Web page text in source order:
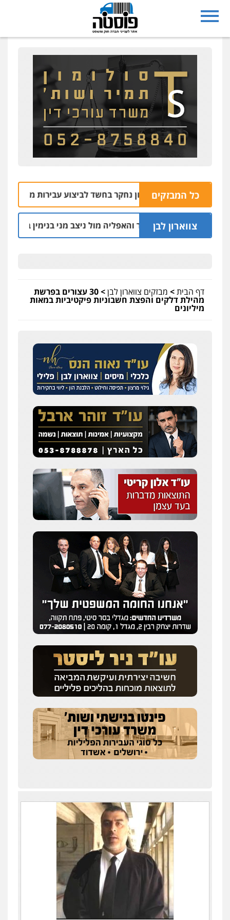
כל המבזקים
ראשון לציון נחקר בחשד לביצוע עבירות מין 05.08 | 10:05
צווארון לבן
הקצין הבכיר והאפליה מול ניצב מני בנימין בתיק נצרת וארגון
דף הבית> מבזקים צווארון לבן> 30 עצורים בפרשת
מהילת דלקים והפצת חשבוניות פיקטיביות במאות
מיליונים
מצגר ושות', חברת עורכי דין
נדל"ן / עסקים משפחה תעבורה
הוצאה לפועל
0545402829
עורך דין תמיר אלטיט
פלילי תעבורה
0545577862
0505471497
גיל דביר – משרד עורכי דין
פלילי פשיעה כלכלית צווארון לבן
0506217771
עו"ד אביגדור פלדמן
צווארון לבן זכויות אדם
0505345826